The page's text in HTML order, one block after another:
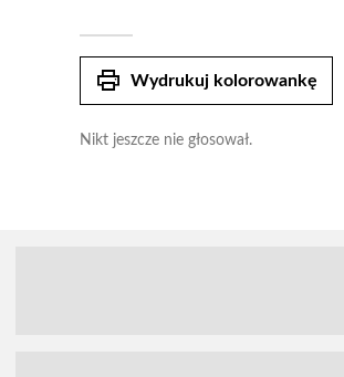
print Wydrukuj kolorowankę
Nikt jeszcze nie głosował.